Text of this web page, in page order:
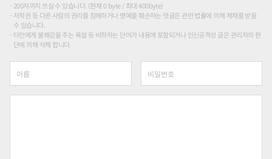
200자까지 쓰실 수 있습니다. (현재 0 byte / 최대 400byte)
저작권 등 다른 사람의 권리를 침해하거나 명예를 훼손하는 댓글은 관련 법률에 의해 제재를 받을
수 있습니다.
타인에게 불쾌감을 주는 욕설 등 비하하는 단어가 내용에 포함되거나 인신공격성 글은 관리자의 판
단에 의해 삭제 합니다.